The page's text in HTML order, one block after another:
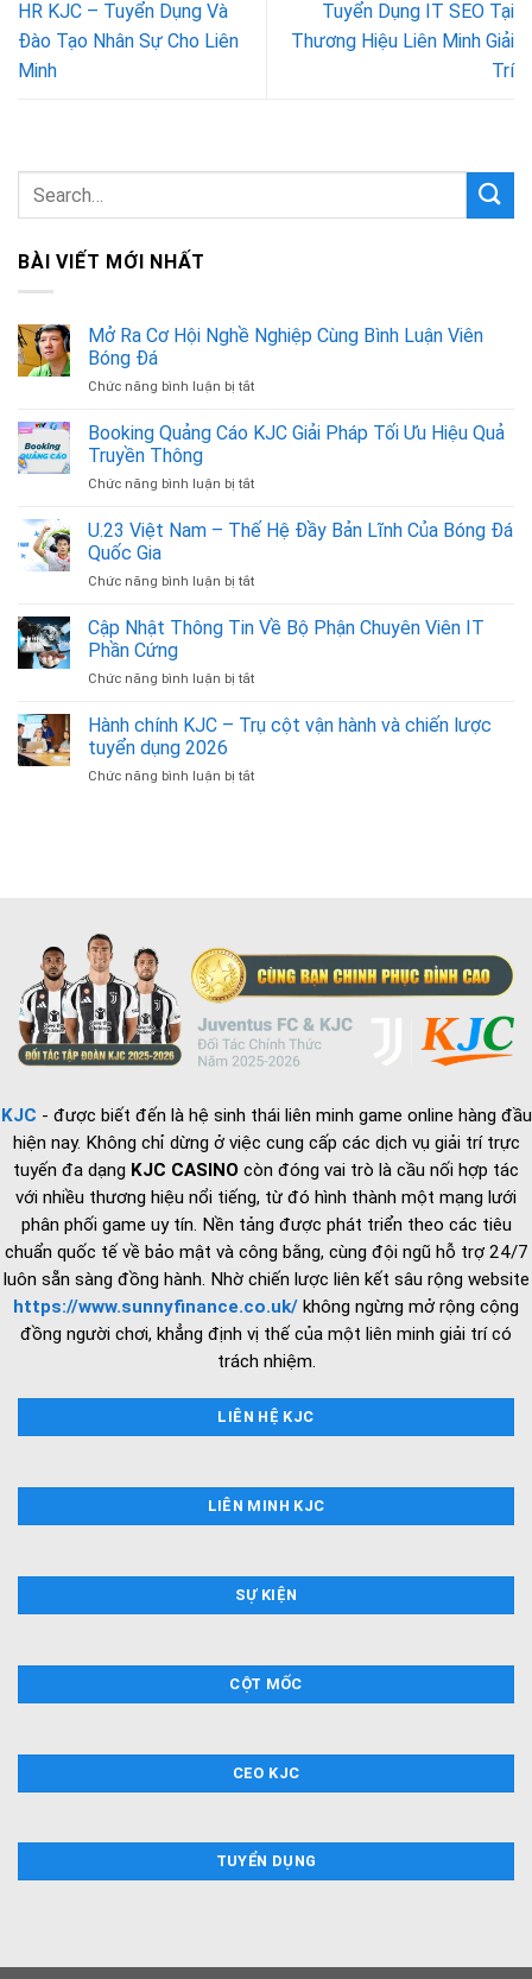
HR KJC – Tuyển Dụng Và
Đào Tạo Nhân Sự Cho Liên
Minh
Tuyển Dụng IT SEO Tại
Thương Hiệu Liên Minh Giải
Trí
BÀI VIẾT MỚI NHẤT
Mở Ra Cơ Hội Nghề Nghiệp Cùng Bình Luận Viên
Bóng Đá
Chức năng bình luận bị tắt
Ra
Cùng
Đá
Booking Quảng Cáo KJC Giải Pháp Tối Ưu Hiệu Quả
Truyền Thông
Chức năng bình luận bị tắt
Quảng
Tối
Thông
U.23 Việt Nam – Thế Hệ Đầy Bản Lĩnh Của Bóng Đá
Quốc Gia
Chức năng bình luận bị tắt
Việt
Đầy
Cập Nhật Thông Tin Về Bộ Phận Chuyên Viên IT
Phần Cứng
Chức năng bình luận bị tắt
Nhật
Thông
Hành chính KJC – Trụ cột vận hành và chiến lược
tuyển dụng 2026
Chức năng bình luận bị tắt
và
chiến
lược
tuyển
dụng
2026
KJC - được biết đến là hệ sinh thái liên minh game online hàng đầu
hiện nay. Không chỉ dừng ở việc cung cấp các dịch vụ giải trí trực
tuyến đa dạng KJC CASINO còn đóng vai trò là cầu nối hợp tác
với nhiều thương hiệu nổi tiếng, từ đó hình thành một mạng lưới
phân phối game uy tín. Nền tảng được phát triển theo các tiêu
chuẩn quốc tế về bảo mật và công bằng, cùng đội ngũ hỗ trợ 24/7
luôn sẵn sàng đồng hành. Nhờ chiến lược liên kết sâu rộng website
https://www.sunnyfinance.co.uk/ không ngừng mở rộng cộng
đồng người chơi, khẳng định vị thế của một liên minh giải trí có
trách nhiệm.
LIÊN HỆ KJC
LIÊN MINH KJC
SỰ KIỆN
CỘT MỐC
CEO KJC
TUYỂN DỤNG